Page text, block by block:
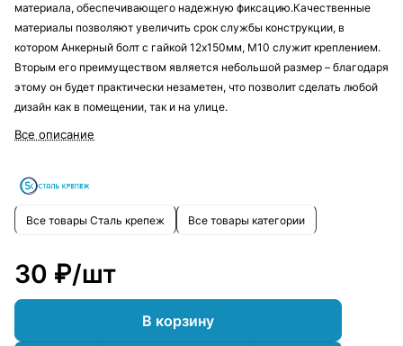
материала, обеспечивающего надежную фиксацию.Качественные
материалы позволяют увеличить срок службы конструкции, в
котором Анкерный болт с гайкой 12х150мм, М10 служит креплением.
Вторым его преимуществом является небольшой размер – благодаря
этому он будет практически незаметен, что позволит сделать любой
дизайн как в помещении, так и на улице.
Все описание
Все товары Сталь крепеж Все товары категории
30 ₽/шт
В корзину